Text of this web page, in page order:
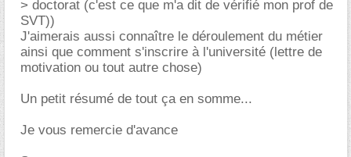
> doctorat (c'est ce que m'a dit de vérifié mon prof de
SVT))
J'aimerais aussi connaître le déroulement du métier
ainsi que comment s'inscrire à l'université (lettre de
motivation ou tout autre chose)
Un petit résumé de tout ça en somme...
Je vous remercie d'avance